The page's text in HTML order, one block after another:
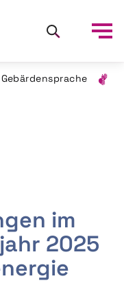
Gebärdensprache
im
2025